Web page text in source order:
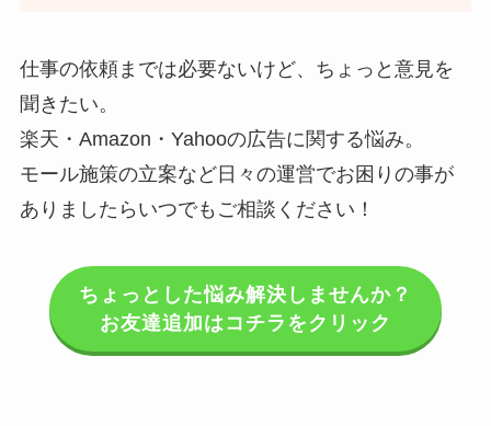
仕事の依頼までは必要ないけど、ちょっと意見を
聞きたい。
楽天・Amazon・Yahooの広告に関する悩み。
モール施策の立案など日々の運営でお困りの事が
ありましたらいつでもご相談ください！
ちょっとした悩み解決しませんか？
お友達追加はコチラをクリック